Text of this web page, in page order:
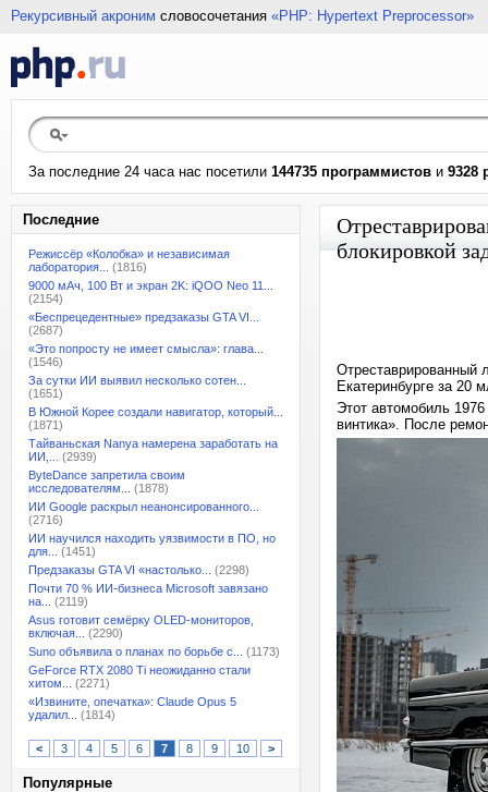
Рекурсивный акроним словосочетания «PHP: Hypertext Preprocessor»
За последние 24 часа нас посетили 144735 программистов и 9328
Последние
Режиссёр «Колобка» и независимая
лаборатория...
(1816)
9000 мАч, 100 Вт и экран 2K: iQOO Neo 11...
(2154)
«Беспрецедентные» предзаказы GTA VI...
(2687)
«Это попросту не имеет смысла»: глава...
(1546)
За сутки ИИ выявил несколько сотен...
(1651)
В Южной Корее создали навигатор, который...
(1871)
Тайваньская Nanya намерена заработать на
ИИ,...
(2939)
ByteDance запретила своим
исследователям...
(1878)
ИИ Google раскрыл неанонсированного...
(2716)
ИИ научился находить уязвимости в ПО, но
для...
(1451)
Предзаказы GTA VI «настолько...
(2298)
Почти 70 % ИИ-бизнеса Microsoft завязано
на...
(2119)
Asus готовит семёрку OLED-мониторов,
включая...
(2290)
Suno объявила о планах по борьбе с...
(1173)
GeForce RTX 2080 Ti неожиданно стали
хитом...
(2271)
«Извините, опечатка»: Claude Opus 5
удалил...
(1814)
< 3 4 5 6 7 8 9 10 >
Популярные
блокировкой
Отреставрированный
Екатеринбурге за
Этот автомобиль
винтика». После